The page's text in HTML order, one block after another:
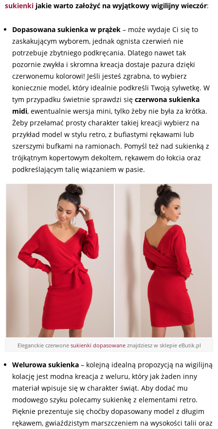
sukienki jakie warto założyć na wyjątkowy wigilijny wieczór:
Dopasowana sukienka w prążek – może wydaje Ci się to
zaskakującym wyborem, jednak ognista czerwień nie
potrzebuje zbytniego podkręcania. Dlatego nawet tak
pozornie zwykła i skromna kreacja dostaje pazura dzięki
czerwonemu kolorowi! Jeśli jesteś zgrabna, to wybierz
koniecznie model, który idealnie podkreśli Twoją sylwetkę. W
tym przypadku świetnie sprawdzi się czerwona sukienka
midi, ewentualnie wersja mini, tylko żeby nie była za krótka.
Żeby przełamać prosty charakter takiej kreacji wybierz na
przykład model w stylu retro, z bufiastymi rękawami lub
szerszymi bufkami na ramionach. Pomyśl też nad sukienką z
trójkątnym kopertowym dekoltem, rękawem do łokcia oraz
podkreślającym talię wiązaniem w pasie.
Eleganckie czerwone sukienki dopasowaneznajdziesz w sklepie eButik.pl
Welurowa sukienka – kolejną idealną propozycją na wigilijną
kolację jest modna kreacja z weluru, który jak żaden inny
materiał wpisuje się w charakter świąt. Aby dodać mu
modowego szyku polecamy sukienkę z elementami retro.
Pięknie prezentuje się choćby dopasowany model z długim
rękawem, gwiaździstym marszczeniem na wysokości talii oraz